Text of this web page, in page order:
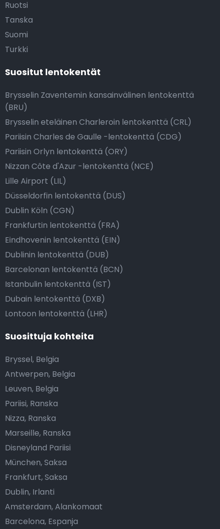
Ruotsi
Tanska
Suomi
Turkki
Suositut lentokentät
Brysselin Zaventemin kansainvälinen lentokenttä
(BRU)
Brysselin eteläinen Charleroin lentokenttä (CRL)
Pariisin Charles de Gaulle -lentokenttä (CDG)
Pariisin Orlyn lentokenttä (ORY)
Nizzan Côte d'Azur -lentokenttä (NCE)
Lille Airport (LIL)
Düsseldorfin lentokenttä (DUS)
Dublin Köln (CGN)
Frankfurtin lentokenttä (FRA)
Eindhovenin lentokenttä (EIN)
Dublinin lentokenttä (DUB)
Barcelonan lentokenttä (BCN)
Istanbulin lentokenttä (IST)
Dubain lentokenttä (DXB)
Lontoon lentokenttä (LHR)
Suosittuja kohteita
Bryssel, Belgia
Antwerpen, Belgia
Leuven, Belgia
Pariisi, Ranska
Nizza, Ranska
Marseille, Ranska
Disneyland Pariisi
München, Saksa
Frankfurt, Saksa
Dublin, Irlanti
Amsterdam, Alankomaat
Barcelona, Espanja